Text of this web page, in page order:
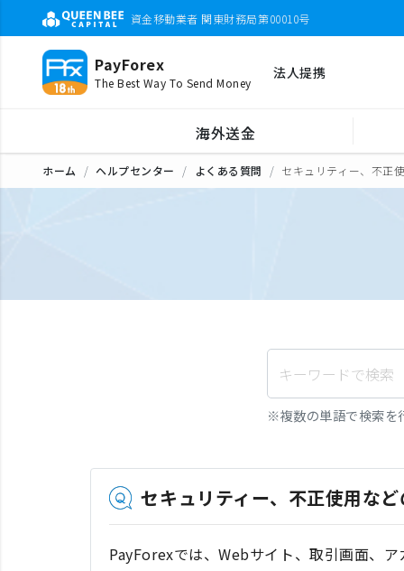
資金移動業者 関東財務局第00010号
PayForex
The Best Way To Send Money
法人提携
海外送金
ホーム ヘルプセンター よくある質問 セキュリティー、不正
※複数の単語で検索を
セキュリティー、不正使用な
PayForexでは、Webサイト、取引画面、